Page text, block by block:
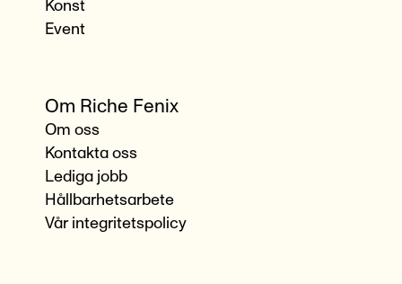
Konst
Event
Om Riche Fenix
Om oss
Kontakta oss
Lediga jobb
Hållbarhetsarbete
Vår integritetspolicy